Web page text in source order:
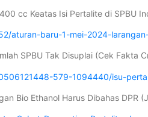
cc Keatas Isi Pertalite di SPBU
aturan-baru-1-mei-2024-
SPBU Tak Disuplai (Cek Fakta
579-1094440/isu-
Bio Ethanol Harus Dibahas DPR